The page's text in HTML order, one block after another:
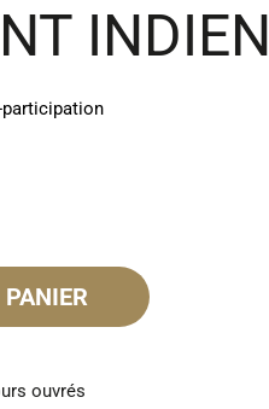
INDIEN
participation
ouvrés